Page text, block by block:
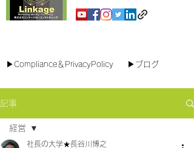
▶︎Compliance＆PrivacyPolicy ▶︎ブログ
記事
経営
社長の大学★長谷川博之